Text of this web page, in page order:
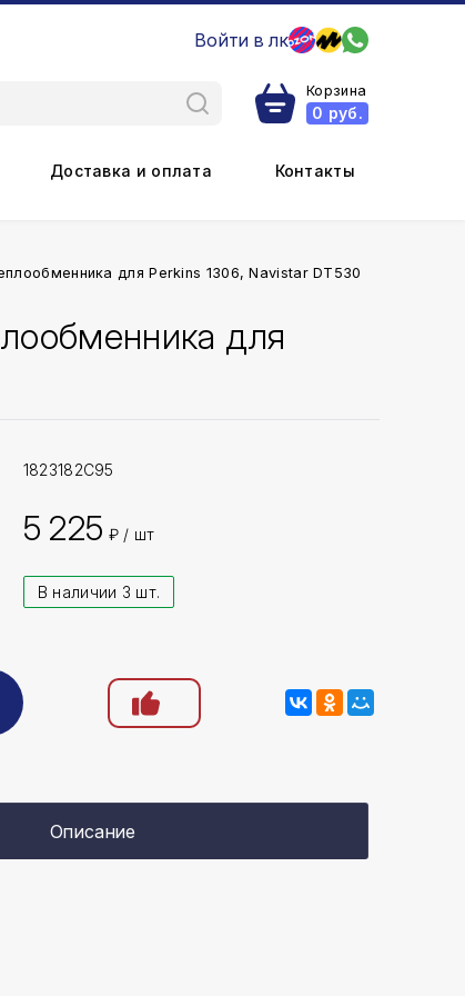
Войти в лк
Корзина
0 руб.
Доставка и оплата Контакты
для Perkins 1306, Navistar DT530
для
1823182C95
5 225 ₽ / шт
В наличии 3 шт.
Описание